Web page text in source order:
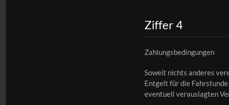
Ziffer 4
Zahlungsbedingungen
Soweit nichts anderes
Entgelt für die
eventuell verauslagten